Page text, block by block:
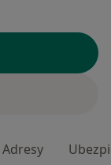
Adresy